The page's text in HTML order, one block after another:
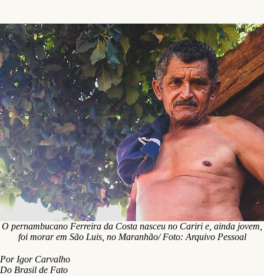
O pernambucano Ferreira da Costa nasceu no Cariri e, ainda jovem,
foi morar em São Luis, no Maranhão/ Foto: Arquivo Pessoal
Por Igor Carvalho
Do Brasil de Fato